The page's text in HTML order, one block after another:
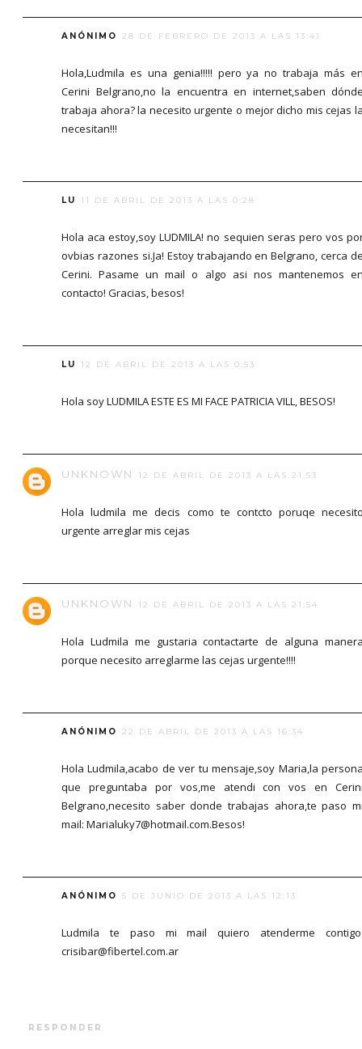
ANÓNIMO 28 DE FEBRERO DE 2013 A LAS 13:41
Hola,Ludmila es una genia!!!!! pero ya no trabaja más
Cerini Belgrano,no la encuentra en internet,saben
trabaja ahora? la necesito urgente o mejor dicho mis cejas
necesitan!!!
LU 11 DE ABRIL DE 2013 A LAS 0:28
Hola aca estoy,soy LUDMILA! no sequien seras pero vos
ovbias razones si.Ja! Estoy trabajando en Belgrano, cerca
Cerini. Pasame un mail o algo asi nos mantenemos
contacto! Gracias, besos!
LU 12 DE ABRIL DE 2013 A LAS 0:53
Hola soy LUDMILA ESTE ES MI FACE PATRICIA VILL, BESOS!
UNKNOWN 12 DE ABRIL DE 2013 A LAS 21:53
Hola ludmila me decis como te contcto poruqe
urgente arreglar mis cejas
UNKNOWN 12 DE ABRIL DE 2013 A LAS 21:54
Hola Ludmila me gustaria contactarte de alguna
porque necesito arreglarme las cejas urgente!!!!
ANÓNIMO 22 DE ABRIL DE 2013 A LAS 16:34
Hola Ludmila,acabo de ver tu mensaje,soy Maria,la
que preguntaba por vos,me atendi con vos en
Belgrano,necesito saber donde trabajas ahora,te paso
mail: Marialuky7@hotmail.com.Besos!
ANÓNIMO 5 DE JUNIO DE 2013 A LAS 12:13
Ludmila te paso mi mail quiero atenderme
crisibar@fibertel.com.ar
RESPONDER